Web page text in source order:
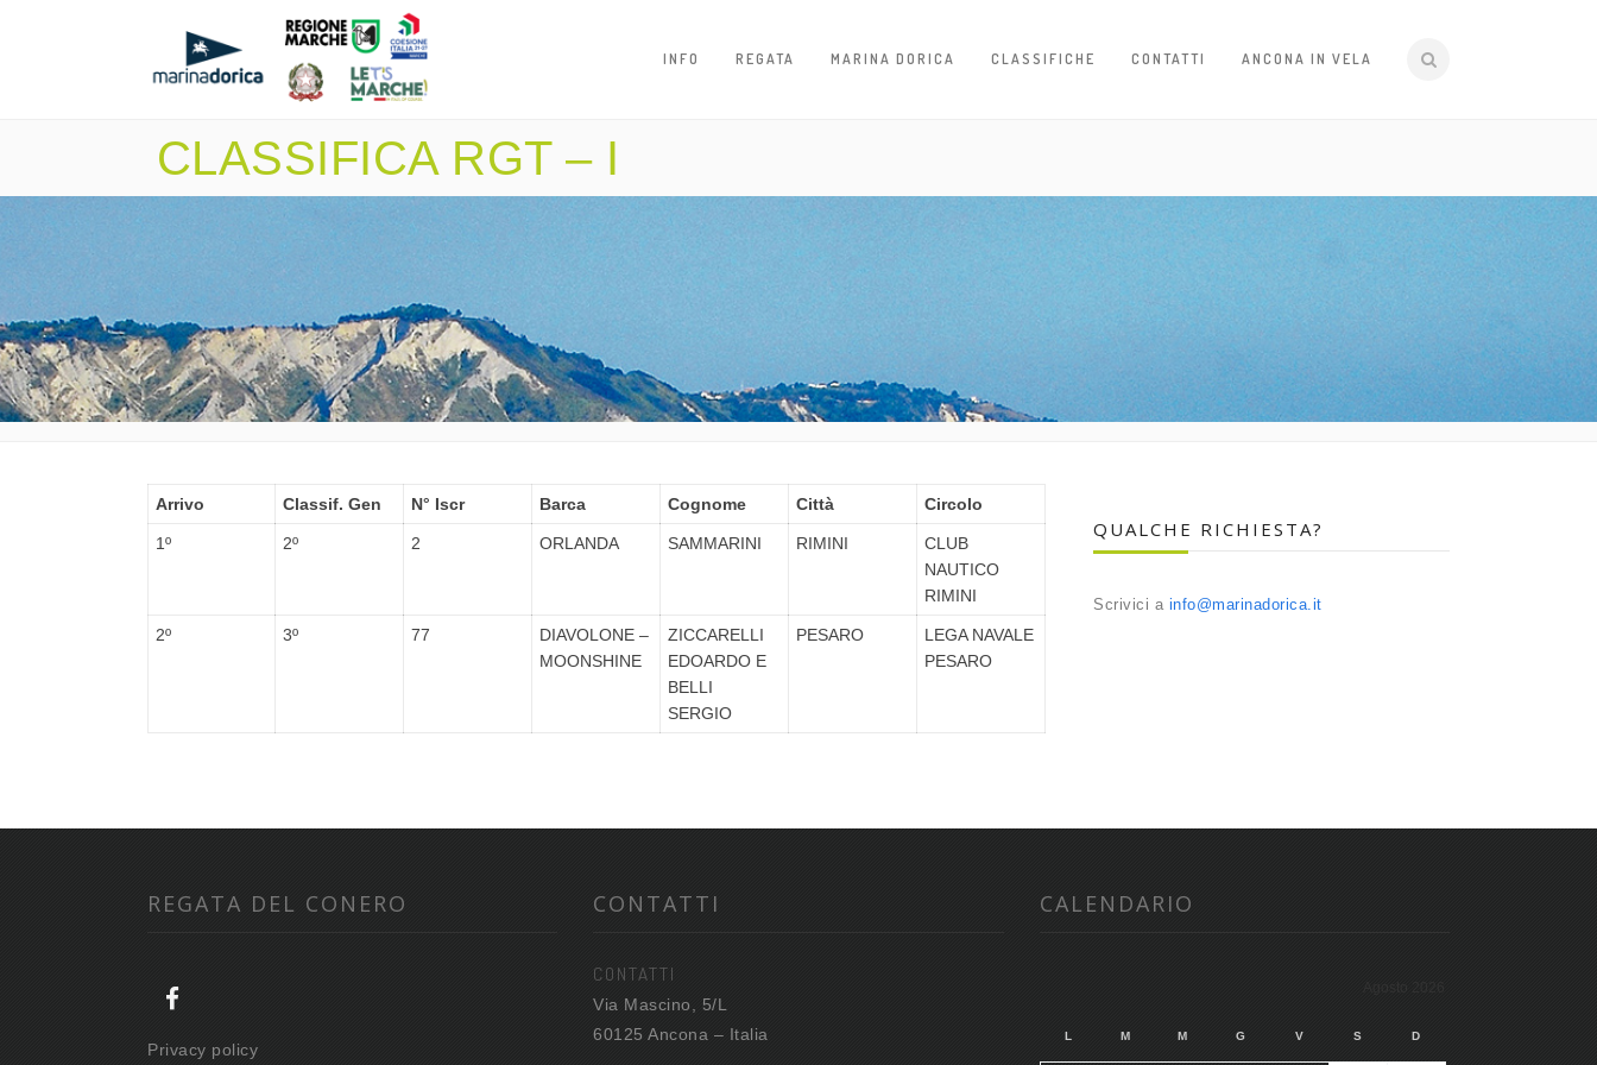
INFO REGATA MARINA DORICA CLASSIFICHE CONTATTI ANCONA IN VELA
CLASSIFICA RGT – I
Arrivo Classif. Gen N° Iscr Barca Cognome Città Circolo
1º 2º 2 ORLANDA SAMMARINI RIMINI
CLUB
NAUTICO
RIMINI
2º 3º 77
DIAVOLONE –
MOONSHINE
ZICCARELLI
EDOARDO E
BELLI
SERGIO
PESARO
LEGA NAVALE
PESARO
QUALCHE RICHIESTA?
Scrivici a info@marinadorica.it
REGATA DEL CONERO
Privacy policy
CONTATTI
CONTATTI
Via Mascino, 5/L
60125 Ancona – Italia
CALENDARIO
L M M G V S D